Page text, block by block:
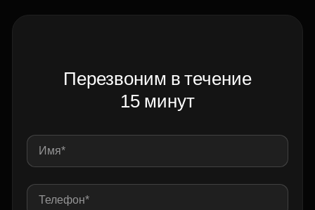
Перезвоним в течение
15 минут